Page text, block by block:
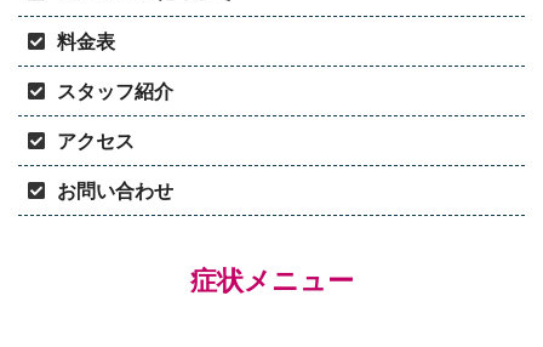
料金表
スタッフ紹介
アクセス
お問い合わせ
症状メニュー